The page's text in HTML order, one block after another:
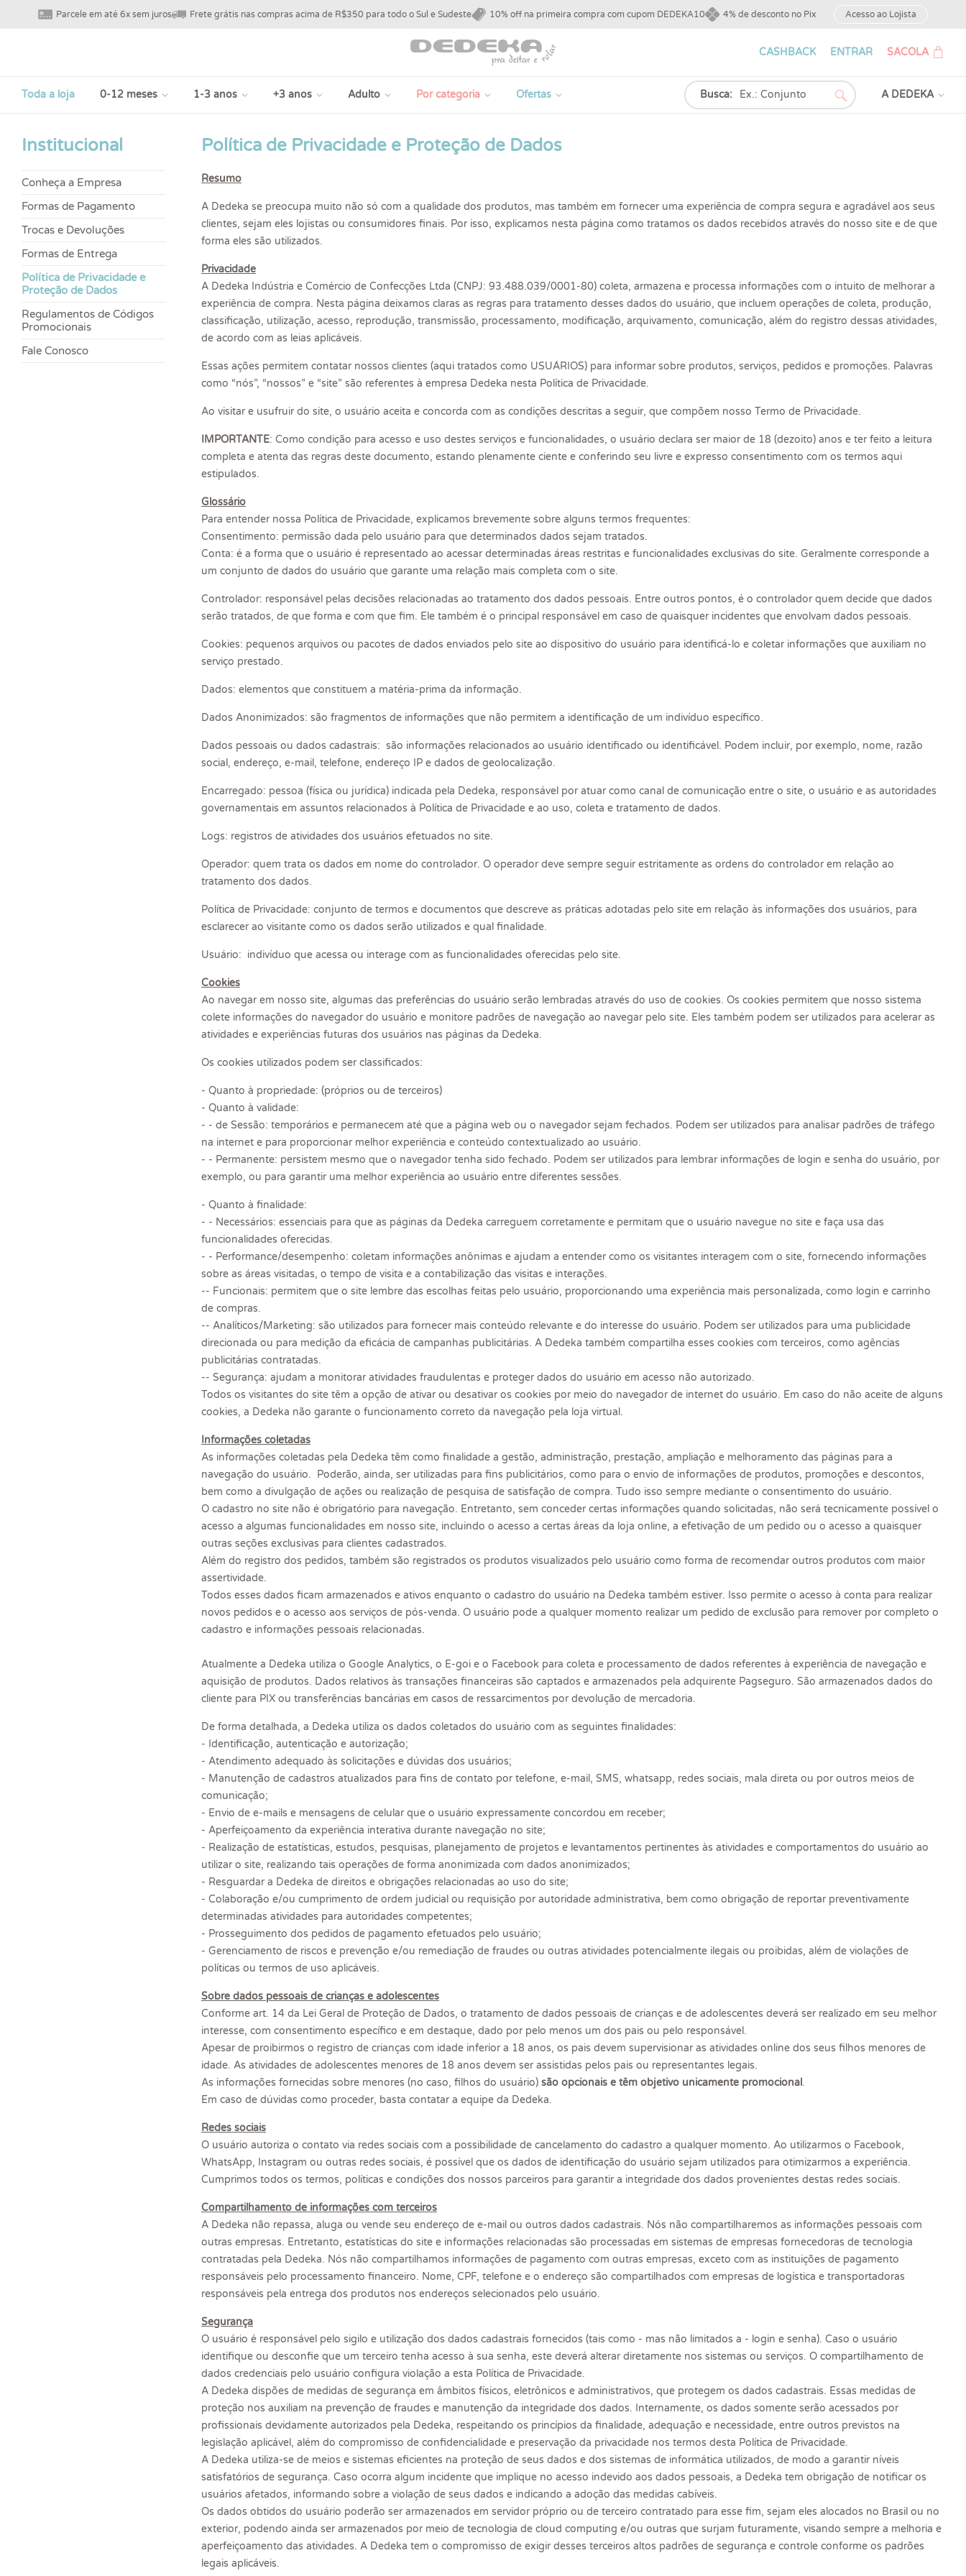
Parcele em até 6x sem juros Frete grátis nas compras acima de R$350 para todo o Sul e Sudeste 10% off na primeira compra com cupom DEDEKA10 4% de desconto no Pix Acesso ao Lojista
CASHBACK ENTRAR SACOLA
Toda a loja 0-12 meses 1-3 anos +3 anos Adulto Por categoria Ofertas A DEDEKA
Busca:
Institucional
Conheça a Empresa
Formas de Pagamento
Trocas e Devoluções
Formas de Entrega
Política de Privacidade e
Proteção de Dados
Regulamentos de Códigos
Promocionais
Fale Conosco
Política de Privacidade e Proteção de Dados
Resumo
A Dedeka se preocupa muito não só com a qualidade dos produtos, mas também em fornecer uma experiência de compra segura e agradável aos seus
clientes, sejam eles lojistas ou consumidores finais. Por isso, explicamos nesta página como tratamos os dados recebidos através do nosso site e de que
forma eles são utilizados.
Privacidade
A Dedeka Indústria e Comércio de Confecções Ltda (CNPJ: 93.488.039/0001-80) coleta, armazena e processa informações com o intuito de melhorar a
experiência de compra. Nesta página deixamos claras as regras para tratamento desses dados do usuário, que incluem operações de coleta, produção,
classificação, utilização, acesso, reprodução, transmissão, processamento, modificação, arquivamento, comunicação, além do registro dessas atividades,
de acordo com as leias aplicáveis.
Essas ações permitem contatar nossos clientes (aqui tratados como USUÁRIOS) para informar sobre produtos, serviços, pedidos e promoções. Palavras
como “nós”, “nossos” e “site” são referentes à empresa Dedeka nesta Política de Privacidade.
Ao visitar e usufruir do site, o usuário aceita e concorda com as condições descritas a seguir, que compõem nosso Termo de Privacidade.
IMPORTANTE: Como condição para acesso e uso destes serviços e funcionalidades, o usuário declara ser maior de 18 (dezoito) anos e ter feito a leitura
completa e atenta das regras deste documento, estando plenamente ciente e conferindo seu livre e expresso consentimento com os termos aqui
estipulados.
Glossário
Para entender nossa Política de Privacidade, explicamos brevemente sobre alguns termos frequentes:
Consentimento: permissão dada pelo usuário para que determinados dados sejam tratados.
Conta: é a forma que o usuário é representado ao acessar determinadas áreas restritas e funcionalidades exclusivas do site. Geralmente corresponde a
um conjunto de dados do usuário que garante uma relação mais completa com o site.
Controlador: responsável pelas decisões relacionadas ao tratamento dos dados pessoais. Entre outros pontos, é o controlador quem decide que dados
serão tratados, de que forma e com que fim. Ele também é o principal responsável em caso de quaisquer incidentes que envolvam dados pessoais.
Cookies: pequenos arquivos ou pacotes de dados enviados pelo site ao dispositivo do usuário para identificá-lo e coletar informações que auxiliam no
serviço prestado.
Dados: elementos que constituem a matéria-prima da informação.
Dados Anonimizados: são fragmentos de informações que não permitem a identificação de um indivíduo específico.
Dados pessoais ou dados cadastrais: são informações relacionados ao usuário identificado ou identificável. Podem incluir, por exemplo, nome, razão
social, endereço, e-mail, telefone, endereço IP e dados de geolocalização.
Encarregado: pessoa (física ou jurídica) indicada pela Dedeka, responsável por atuar como canal de comunicação entre o site, o usuário e as autoridades
governamentais em assuntos relacionados à Política de Privacidade e ao uso, coleta e tratamento de dados.
Logs: registros de atividades dos usuários efetuados no site.
Operador: quem trata os dados em nome do controlador. O operador deve sempre seguir estritamente as ordens do controlador em relação ao
tratamento dos dados.
Política de Privacidade: conjunto de termos e documentos que descreve as práticas adotadas pelo site em relação às informações dos usuários, para
esclarecer ao visitante como os dados serão utilizados e qual finalidade.
Usuário: indivíduo que acessa ou interage com as funcionalidades oferecidas pelo site.
Cookies
Ao navegar em nosso site, algumas das preferências do usuário serão lembradas através do uso de cookies. Os cookies permitem que nosso sistema
colete informações do navegador do usuário e monitore padrões de navegação ao navegar pelo site. Eles também podem ser utilizados para acelerar as
atividades e experiências futuras dos usuários nas páginas da Dedeka.
Os cookies utilizados podem ser classificados:
- Quanto à propriedade: (próprios ou de terceiros)
- Quanto à validade:
- - de Sessão: temporários e permanecem até que a página web ou o navegador sejam fechados. Podem ser utilizados para analisar padrões de tráfego
na internet e para proporcionar melhor experiência e conteúdo contextualizado ao usuário.
- - Permanente: persistem mesmo que o navegador tenha sido fechado. Podem ser utilizados para lembrar informações de login e senha do usuário, por
exemplo, ou para garantir uma melhor experiência ao usuário entre diferentes sessões.
- Quanto à finalidade:
- - Necessários: essenciais para que as páginas da Dedeka carreguem corretamente e permitam que o usuário navegue no site e faça usa das
funcionalidades oferecidas.
- - Performance/desempenho: coletam informações anônimas e ajudam a entender como os visitantes interagem com o site, fornecendo informações
sobre as áreas visitadas, o tempo de visita e a contabilização das visitas e interações.
-- Funcionais: permitem que o site lembre das escolhas feitas pelo usuário, proporcionando uma experiência mais personalizada, como login e carrinho
de compras.
-- Analíticos/Marketing: são utilizados para fornecer mais conteúdo relevante e do interesse do usuário. Podem ser utilizados para uma publicidade
direcionada ou para medição da eficácia de campanhas publicitárias. A Dedeka também compartilha esses cookies com terceiros, como agências
publicitárias contratadas.
-- Segurança: ajudam a monitorar atividades fraudulentas e proteger dados do usuário em acesso não autorizado.
Todos os visitantes do site têm a opção de ativar ou desativar os cookies por meio do navegador de internet do usuário. Em caso do não aceite de alguns
cookies, a Dedeka não garante o funcionamento correto da navegação pela loja virtual.
Informações coletadas
As informações coletadas pela Dedeka têm como finalidade a gestão, administração, prestação, ampliação e melhoramento das páginas para a
navegação do usuário. Poderão, ainda, ser utilizadas para fins publicitários, como para o envio de informações de produtos, promoções e descontos,
bem como a divulgação de ações ou realização de pesquisa de satisfação de compra. Tudo isso sempre mediante o consentimento do usuário.
O cadastro no site não é obrigatório para navegação. Entretanto, sem conceder certas informações quando solicitadas, não será tecnicamente possível o
acesso a algumas funcionalidades em nosso site, incluindo o acesso a certas áreas da loja online, a efetivação de um pedido ou o acesso a quaisquer
outras seções exclusivas para clientes cadastrados.
Além do registro dos pedidos, também são registrados os produtos visualizados pelo usuário como forma de recomendar outros produtos com maior
assertividade.
Todos esses dados ficam armazenados e ativos enquanto o cadastro do usuário na Dedeka também estiver. Isso permite o acesso à conta para realizar
novos pedidos e o acesso aos serviços de pós-venda. O usuário pode a qualquer momento realizar um pedido de exclusão para remover por completo o
cadastro e informações pessoais relacionadas.
Atualmente a Dedeka utiliza o Google Analytics, o E-goi e o Facebook para coleta e processamento de dados referentes à experiência de navegação e
aquisição de produtos. Dados relativos às transações financeiras são captados e armazenados pela adquirente Pagseguro. São armazenados dados do
cliente para PIX ou transferências bancárias em casos de ressarcimentos por devolução de mercadoria.
De forma detalhada, a Dedeka utiliza os dados coletados do usuário com as seguintes finalidades:
- Identificação, autenticação e autorização;
- Atendimento adequado às solicitações e dúvidas dos usuários;
- Manutenção de cadastros atualizados para fins de contato por telefone, e-mail, SMS, whatsapp, redes sociais, mala direta ou por outros meios de
comunicação;
- Envio de e-mails e mensagens de celular que o usuário expressamente concordou em receber;
- Aperfeiçoamento da experiência interativa durante navegação no site;
- Realização de estatísticas, estudos, pesquisas, planejamento de projetos e levantamentos pertinentes às atividades e comportamentos do usuário ao
utilizar o site, realizando tais operações de forma anonimizada com dados anonimizados;
- Resguardar a Dedeka de direitos e obrigações relacionadas ao uso do site;
- Colaboração e/ou cumprimento de ordem judicial ou requisição por autoridade administrativa, bem como obrigação de reportar preventivamente
determinadas atividades para autoridades competentes;
- Prosseguimento dos pedidos de pagamento efetuados pelo usuário;
- Gerenciamento de riscos e prevenção e/ou remediação de fraudes ou outras atividades potencialmente ilegais ou proibidas, além de violações de
políticas ou termos de uso aplicáveis.
Sobre dados pessoais de crianças e adolescentes
Conforme art. 14 da Lei Geral de Proteção de Dados, o tratamento de dados pessoais de crianças e de adolescentes deverá ser realizado em seu melhor
interesse, com consentimento específico e em destaque, dado por pelo menos um dos pais ou pelo responsável.
Apesar de proibirmos o registro de crianças com idade inferior a 18 anos, os pais devem supervisionar as atividades online dos seus filhos menores de
idade. As atividades de adolescentes menores de 18 anos devem ser assistidas pelos pais ou representantes legais.
As informações fornecidas sobre menores (no caso, filhos do usuário) são opcionais e têm objetivo unicamente promocional.
Em caso de dúvidas como proceder, basta contatar a equipe da Dedeka.
Redes sociais
O usuário autoriza o contato via redes sociais com a possibilidade de cancelamento do cadastro a qualquer momento. Ao utilizarmos o Facebook,
WhatsApp, Instagram ou outras redes sociais, é possível que os dados de identificação do usuário sejam utilizados para otimizarmos a experiência.
Cumprimos todos os termos, políticas e condições dos nossos parceiros para garantir a integridade dos dados provenientes destas redes sociais.
Compartilhamento de informações com terceiros
A Dedeka não repassa, aluga ou vende seu endereço de e-mail ou outros dados cadastrais. Nós não compartilharemos as informações pessoais com
outras empresas. Entretanto, estatísticas do site e informações relacionadas são processadas em sistemas de empresas fornecedoras de tecnologia
contratadas pela Dedeka. Nós não compartilhamos informações de pagamento com outras empresas, exceto com as instituições de pagamento
responsáveis pelo processamento financeiro. Nome, CPF, telefone e o endereço são compartilhados com empresas de logística e transportadoras
responsáveis pela entrega dos produtos nos endereços selecionados pelo usuário.
Segurança
O usuário é responsável pelo sigilo e utilização dos dados cadastrais fornecidos (tais como - mas não limitados a - login e senha). Caso o usuário
identifique ou desconfie que um terceiro tenha acesso à sua senha, este deverá alterar diretamente nos sistemas ou serviços. O compartilhamento de
dados credenciais pelo usuário configura violação a esta Política de Privacidade.
A Dedeka dispões de medidas de segurança em âmbitos físicos, eletrônicos e administrativos, que protegem os dados cadastrais. Essas medidas de
proteção nos auxiliam na prevenção de fraudes e manutenção da integridade dos dados. Internamente, os dados somente serão acessados por
profissionais devidamente autorizados pela Dedeka, respeitando os princípios da finalidade, adequação e necessidade, entre outros previstos na
legislação aplicável, além do compromisso de confidencialidade e preservação da privacidade nos termos desta Política de Privacidade.
A Dedeka utiliza-se de meios e sistemas eficientes na proteção de seus dados e dos sistemas de informática utilizados, de modo a garantir níveis
satisfatórios de segurança. Caso ocorra algum incidente que implique no acesso indevido aos dados pessoais, a Dedeka tem obrigação de notificar os
usuários afetados, informando sobre a violação de seus dados e indicando a adoção das medidas cabíveis.
Os dados obtidos do usuário poderão ser armazenados em servidor próprio ou de terceiro contratado para esse fim, sejam eles alocados no Brasil ou no
exterior, podendo ainda ser armazenados por meio de tecnologia de cloud computing e/ou outras que surjam futuramente, visando sempre a melhoria e
aperfeiçoamento das atividades. A Dedeka tem o compromisso de exigir desses terceiros altos padrões de segurança e controle conforme os padrões
legais aplicáveis.